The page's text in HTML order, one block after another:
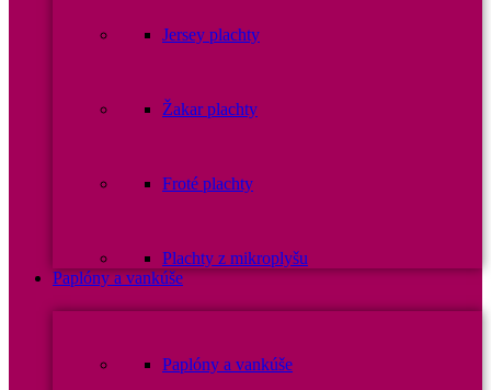
Jersey plachty
Žakar plachty
Froté plachty
Plachty z mikroplyšu
Paplóny a vankúše
Paplóny a vankúše